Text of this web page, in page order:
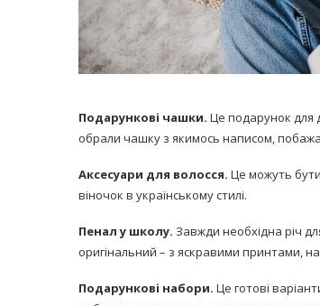
Подарункові чашки. Це подарунок для
обрали чашку з якимось написом,
Аксесуари для волосся. Це можуть
віночок в українському стилі.
Пенал у школу. Завжди необхідна річ
оригінальний – з яскравими принтами,
Подарункові набори. Це готові